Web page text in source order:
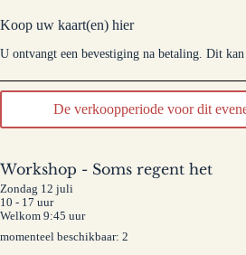
Koop uw kaart(en) hier
U ontvangt een bevestiging na betaling. Dit kan
De verkoopperiode voor dit
Workshop - Soms regent het
Zondag 12 juli
10 - 17 uur
Welkom 9:45 uur
momenteel beschikbaar: 2